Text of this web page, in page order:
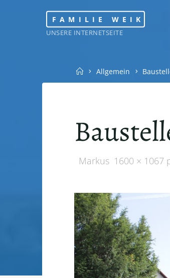
FAMILIE WEIK
UNSERE INTERNETSEITE
HomeAllgemein
Markus Full
1600 × 1067